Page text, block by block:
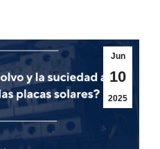
Jun
10
2025